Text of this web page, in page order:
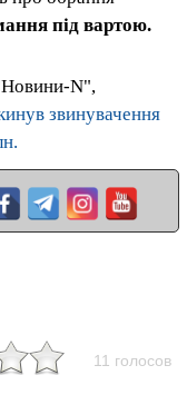
під вартою.
N",
звинувачення
11 голосов